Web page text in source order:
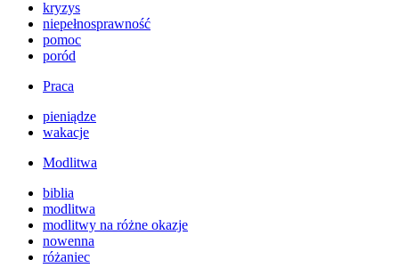
kryzys
niepełnosprawność
pomoc
poród
Praca
pieniądze
wakacje
Modlitwa
biblia
modlitwa
modlitwy na różne okazje
nowenna
różaniec